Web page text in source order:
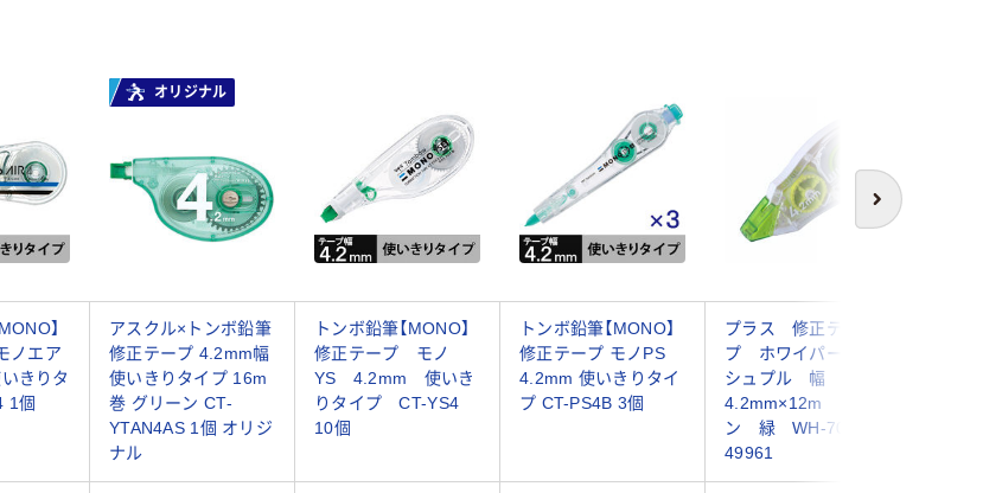
次へ
オリジナル
】
ノエア
きりタ
1個
アスクル×トンボ鉛筆
修正テープ 4.2mm幅
使いきりタイプ 16m
巻 グリーン CT-
YTAN4AS 1個 オリジ
ナル
トンボ鉛筆【MONO】
修正テープ モノ
YS 4.2mm 使いき
りタイプ CT-YS4
10個
トンボ鉛筆【MONO】
修正テープ モノPS
4.2mm 使いきりタイ
プ CT-PS4B 3個
プラス 修正テー
プ ホワイパープッ
シュプル 幅
4.2mm×12m グリー
ン 緑 WH-704
49961